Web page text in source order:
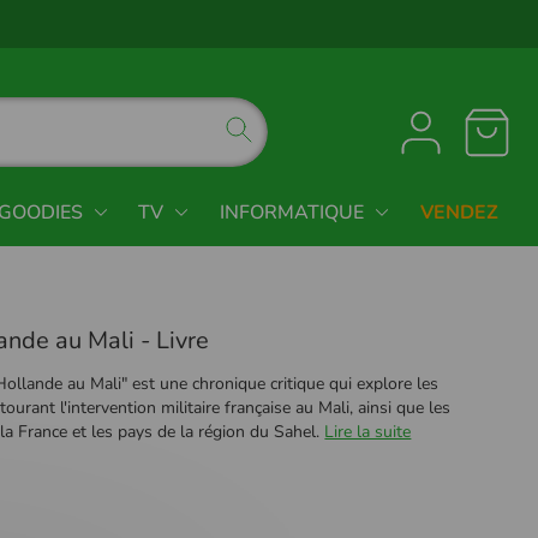
TV INFORMATIQUE VENDEZ
au Mali - Livre
au Mali" est une chronique critique qui explore les
l'intervention militaire française au Mali, ainsi que les
France et les pays de la région du Sahel. Lire la suite